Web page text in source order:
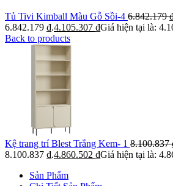
Tủ Tivi Kimball Màu Gỗ Sồi-4 6.842.179
6.842.179 ₫.4.105.307 ₫Giá hiện tại là:
Back to products
Kệ trang trí Blest Trắng Kem- 1 8.100.837
8.100.837 ₫.4.860.502 ₫Giá hiện tại là:
Sản Phẩm